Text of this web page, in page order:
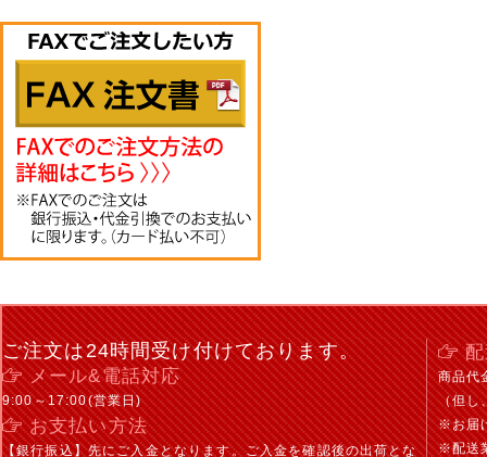
ご注文は24時間受け付けております。
メール&電話対応
9:00～17:00(営業日)
お支払い方法
【銀行振込】先にご入金となります。ご入金を確認後の出荷とな
商品代
（但し
※お届
※配送